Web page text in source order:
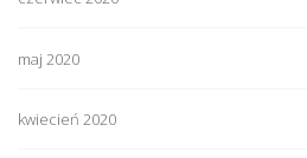
maj 2020
kwiecień 2020